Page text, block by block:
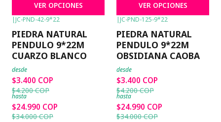
VER OPCIONES VER OPCIONES
|JC-PND-42-9*22
PIEDRA NATURAL
PENDULO 9*22M
CUARZO BLANCO
desde
$3.400 COP
$4.200 COP
hasta
$24.990 COP
$34.000 COP
|JC-PND-125-9*22
PIEDRA NATURAL
PENDULO 9*22M
OBSIDIANA CAOBA
desde
$3.400 COP
$4.200 COP
hasta
$24.990 COP
$34.000 COP